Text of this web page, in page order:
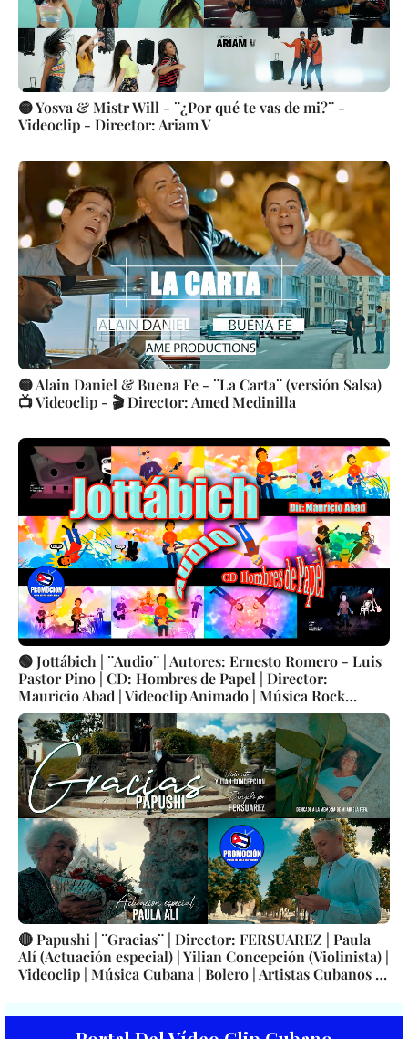
🟡 Yosva & Mistr Will - ¨¿Por qué te vas de mi?¨ -
Videoclip - Director: Ariam V
🟡 Alain Daniel & Buena Fe - ¨La Carta¨ (versión Salsa)
📺 Videoclip - 🎬 Director: Amed Medinilla
🟢 Jottábich | ¨Audio¨ | Autores: Ernesto Romero - Luis
Pastor Pino | CD: Hombres de Papel | Director:
Mauricio Abad | Videoclip Animado | Música Rock
Cubana | Artistas Cubanos | Canción | CUBA
🔴 Papushi | ¨Gracias¨ | Director: FERSUAREZ | Paula
Alí (Actuación especial) | Yilian Concepción (Violinista) |
Videoclip | Música Cubana | Bolero | Artistas Cubanos |